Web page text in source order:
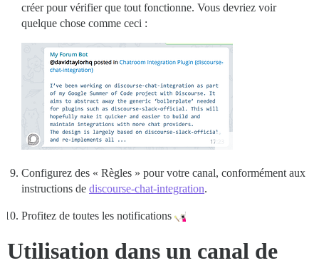
créer pour vérifier que tout fonctionne. Vous devriez voir
quelque chose comme ceci :
Configurez des « Règles » pour votre canal, conformément aux
instructions de discourse-chat-integration.
Profitez de toutes les notifications
Utilisation dans un canal de